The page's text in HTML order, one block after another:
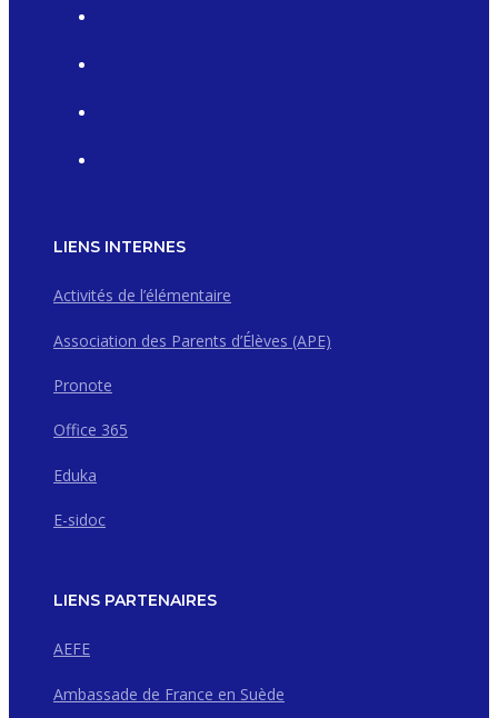
LIENS INTERNES
Activités de l’élémentaire
Association des Parents d’Élèves (APE)
Pronote
Office 365
Eduka
E-sidoc
LIENS PARTENAIRES
AEFE
Ambassade de France en Suède